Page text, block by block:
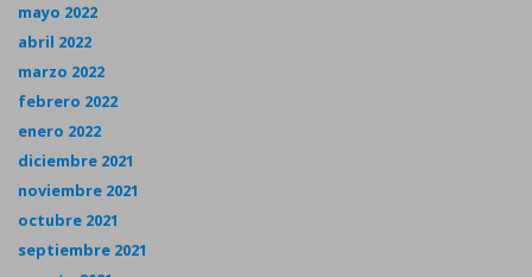
mayo 2022
abril 2022
marzo 2022
febrero 2022
enero 2022
diciembre 2021
noviembre 2021
octubre 2021
septiembre 2021